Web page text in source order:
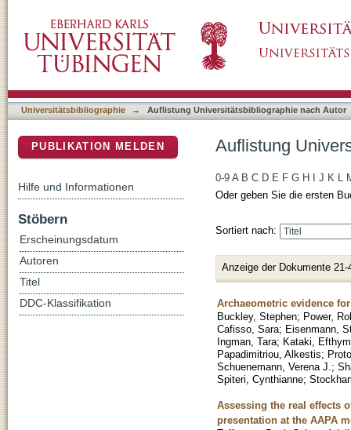
Universitätsbibliographie → Auflistung Universitätsbibliographie nach Autor
Auflistung
0-9 A B C D E F G H J K L
Oder geben Sie die ersten
Sortiert nach:
Anzeige der Dokumente 21-
Archaeometric evidence
Buckley, Stephen; Power,
Cafisso, Sara; Eisenmann,
Ingman, Tara; Kataki,
Papadimitriou, Alkestis;
Schuenemann, Verena J. ;
Spiteri, Cynthianne;
Assessing the real effects
presentation at the AAPA
PUBLIKATION MELDEN
Hilfe und Informationen
Stöbern
Erscheinungsdatum
Autoren
Titel
DDC-Klassifikation